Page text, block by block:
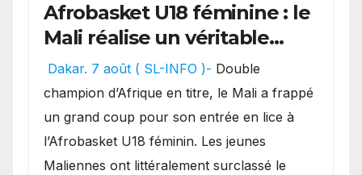
Afrobasket U18 féminine : le
Mali réalise un véritable
festival offensif et inflige
une lourde défaite au
Bénin.
Dakar. 7 août ( SL-INFO )- Double
champion d’Afrique en titre, le Mali a frappé
un grand coup pour son entrée en lice à
l’Afrobasket U18 féminin. Les jeunes
Maliennes ont littéralement surclassé le